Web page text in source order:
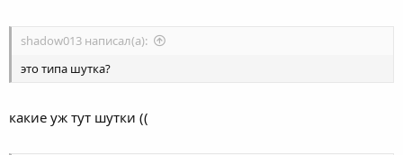
shadow013 написал(а):
это типа шутка?
какие уж тут шутки ((